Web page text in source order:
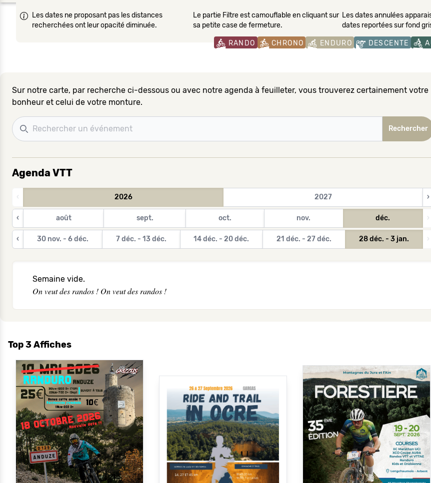
Les dates ne proposant pas les distances
recherchées ont leur opacité diminuée.
Le partie Filtre est camouflable en cliquant sur
sa petite case de fermeture.
Les dates annulées
dates reportées sur fond
RANDO CHRONO ENDURO DESCENTE
Sur notre carte, par recherche ci-dessous ou avec notre agenda à feuilleter, vous trouverez certainement votre
bonheur et celui de votre monture.
Recherche
Agenda VTT
‹ 2026 2027 ›
‹ août sept. oct. nov. déc. ›
‹ 30 nov. - 6 déc. 7 déc. - 13 déc. 14 déc. - 20 déc. 21 déc. - 27 déc. 28 déc. - 3 jan. ›
Semaine vide.
On veut des randos ! On veut des randos !
Top 3 Affiches